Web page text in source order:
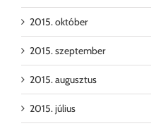
2015. október
2015. szeptember
2015. augusztus
2015. július